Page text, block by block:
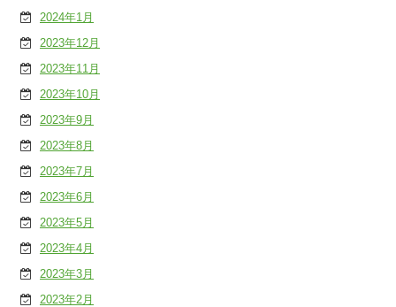
2024年1月
2023年12月
2023年11月
2023年10月
2023年9月
2023年8月
2023年7月
2023年6月
2023年5月
2023年4月
2023年3月
2023年2月